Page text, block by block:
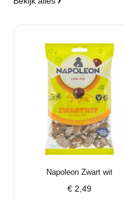
Napoleon Zwart wit
€ 2,49